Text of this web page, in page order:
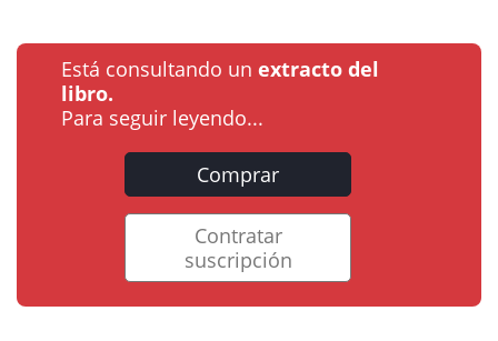
Está consultando un extracto del
libro.
Para seguir leyendo...
Comprar
Contratar
suscripción